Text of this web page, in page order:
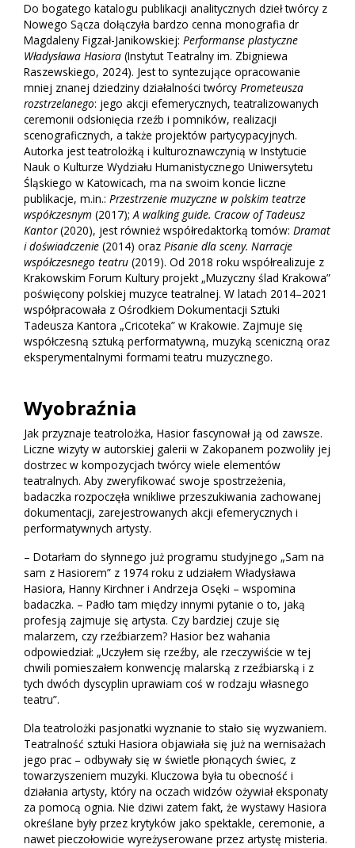
Do bogatego katalogu publikacji analitycznych dzieł twórcy z
Nowego Sącza dołączyła bardzo cenna monografia dr
Magdaleny Figzał-Janikowskiej: Performanse plastyczne
Władysława Hasiora (Instytut Teatralny im. Zbigniewa
Raszewskiego, 2024). Jest to syntezujące opracowanie
mniej znanej dziedziny działalności twórcy Prometeusza
rozstrzelanego: jego akcji efemerycznych, teatralizowanych
ceremonii odsłonięcia rzeźb i pomników, realizacji
scenograficznych, a także projektów partycypacyjnych.
Autorka jest teatrolożką i kulturoznawczynią w Instytucie
Nauk o Kulturze Wydziału Humanistycznego Uniwersytetu
Śląskiego w Katowicach, ma na swoim koncie liczne
publikacje, m.in.: Przestrzenie muzyczne w polskim teatrze
współczesnym (2017);A walking guide. Cracow of Tadeusz
Kantor(2020), jest również współredaktorką tomów: Dramat
i doświadczenie (2014) oraz Pisanie dla sceny. Narracje
współczesnego teatru (2019). Od 2018 roku współrealizuje z
Krakowskim Forum Kultury projekt „Muzyczny ślad Krakowa”
poświęcony polskiej muzyce teatralnej. W latach 2014–2021
współpracowała z Ośrodkiem Dokumentacji Sztuki
Tadeusza Kantora „Cricoteka” w Krakowie. Zajmuje się
współczesną sztuką performatywną, muzyką sceniczną oraz
eksperymentalnymi formami teatru muzycznego.
Wyobraźnia
Jak przyznaje teatrolożka, Hasior fascynował ją od zawsze.
Liczne wizyty w autorskiej galerii w Zakopanem pozwoliły jej
dostrzec w kompozycjach twórcy wiele elementów
teatralnych. Aby zweryfikować swoje spostrzeżenia,
badaczka rozpoczęła wnikliwe przeszukiwania zachowanej
dokumentacji, zarejestrowanych akcji efemerycznych i
performatywnych artysty.
– Dotarłam do słynnego już programu studyjnego „Sam na
sam z Hasiorem” z 1974 roku z udziałem Władysława
Hasiora, Hanny Kirchner i Andrzeja Osęki – wspomina
badaczka. – Padło tam między innymi pytanie o to, jaką
profesją zajmuje się artysta. Czy bardziej czuje się
malarzem, czy rzeźbiarzem? Hasior bez wahania
odpowiedział: „Uczyłem się rzeźby, ale rzeczywiście w tej
chwili pomieszałem konwencję malarską z rzeźbiarską i z
tych dwóch dyscyplin uprawiam coś w rodzaju własnego
teatru”.
Dla teatrolożki pasjonatki wyznanie to stało się wyzwaniem.
Teatralność sztuki Hasiora objawiała się już na wernisażach
jego prac – odbywały się w świetle płonących świec, z
towarzyszeniem muzyki. Kluczowa była tu obecność i
działania artysty, który na oczach widzów ożywiał eksponaty
za pomocą ognia. Nie dziwi zatem fakt, że wystawy Hasiora
określane były przez krytyków jako spektakle, ceremonie, a
nawet pieczołowicie wyreżyserowane przez artystę misteria.